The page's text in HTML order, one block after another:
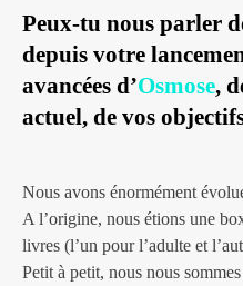
Peux-tu nous parler
depuis votre
avancées d’Osmose,
actuel, de vos
Nous avons énormément
A l’origine, nous étions une
livres (l’un pour l’adulte et
Petit à petit, nous nous